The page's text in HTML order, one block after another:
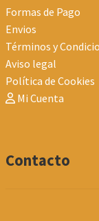
Formas de Pago
Envios
Términos y
Aviso legal
Política de Cookies
Mi Cuenta
Contacto